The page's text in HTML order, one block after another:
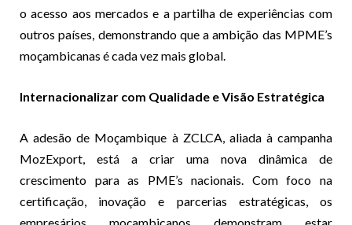
o acesso aos mercados e a partilha de experiências com
outros países, demonstrando que a ambição das MPME’s
moçambicanas é cada vez mais global.
Internacionalizar com Qualidade e Visão Estratégica
A adesão de Moçambique à ZCLCA, aliada à campanha
MozExport, está a criar uma nova dinâmica de
crescimento para as PME’s nacionais. Com foco na
certificação, inovação e parcerias estratégicas, os